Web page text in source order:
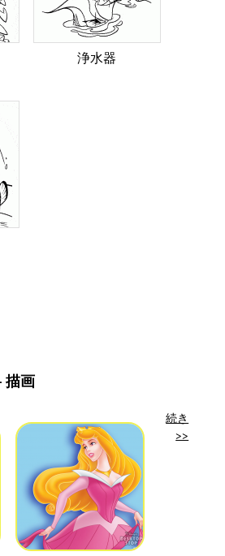
浄水器
描画
続き
>>